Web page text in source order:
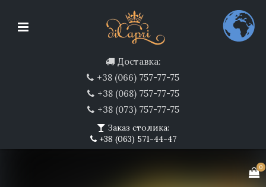
Доставка:
+38 (066) 757-77-75
+38 (068) 757-77-75
+38 (073) 757-77-75
Заказ столика:
+38 (063) 571-44-47
0